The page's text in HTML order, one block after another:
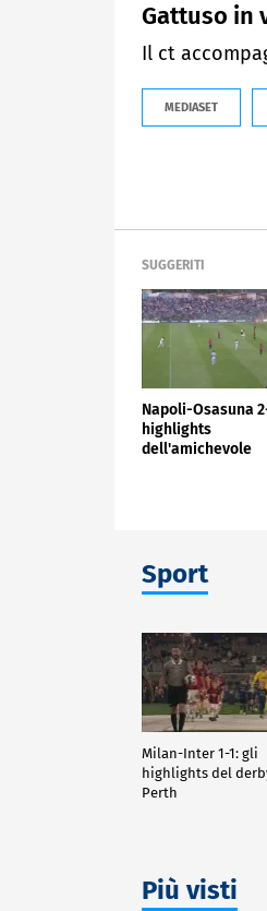
Gattuso in
Il ct
MEDIASET
SUGGERITI
Napoli-Osasuna
highlights
dell'amichevole
Sport
Milan-Inter 1-1: gli
highlights del
Perth
Più visti